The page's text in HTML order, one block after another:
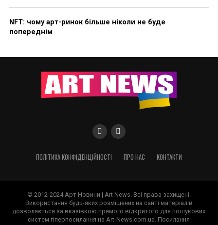
NFT: чому арт-ринок більше ніколи не буде
попереднім
ПОЛІТИКА КОНФІДЕНЦІЙНОСТІ ПРО НАС КОНТАКТИ
© 2012-2024 Арт Новини | Art News. Всі права захищені.
Використання будь-яких розміщених на сайті матеріалів
дозволяється за вказівкою прямого відкритого для пошукових
систем гіперпосилання на Art-News.com.ua. Посилання